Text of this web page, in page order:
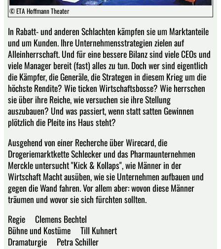
© ETA Hoffmann Theater
In Rabatt- und anderen Schlachten kämpfen sie um Marktanteile
und um Kunden. Ihre Unternehmensstrategien zielen auf
Alleinherrschaft. Und für eine bessere Bilanz sind viele CEOs und
viele Manager bereit (fast) alles zu tun. Doch wer sind eigentlich
die Kämpfer, die Generäle, die Strategen in diesem Krieg um die
höchste Rendite? Wie ticken Wirtschaftsbosse? Wie herrschen
sie über ihre Reiche, wie versuchen sie ihre Stellung
auszubauen? Und was passiert, wenn statt satten Gewinnen
plötzlich die Pleite ins Haus steht?
Ausgehend von einer Recherche über Wirecard, die
Drogeriemarktkette Schlecker und das Pharmaunternehmen
Merckle untersucht "Kick & Kollaps", wie Männer in der
Wirtschaft Macht ausüben, wie sie Unternehmen aufbauen und
gegen die Wand fahren. Vor allem aber: wovon diese Männer
träumen und wovor sie sich fürchten sollten.
Regie Clemens Bechtel
Bühne und Kostüme Till Kuhnert
Dramaturgie Petra Schiller